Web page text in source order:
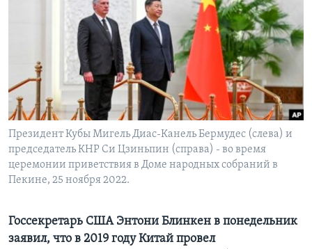
Learning English
СОЦИАЛЬНЫЕ СЕТИ
Президент Кубы Мигель Диас-Канель Бермудес (слева) и
председатель КНР Си Цзиньпин (справа) - во время
церемонии приветствия в Доме народных собраний в
Пекине, 25 ноября 2022.
Госсекретарь США Энтони Блинкен в понедельник
заявил, что в 2019 году Китай провел